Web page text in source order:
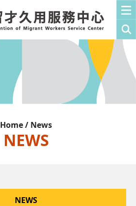
Home / News
NEWS
NEWS